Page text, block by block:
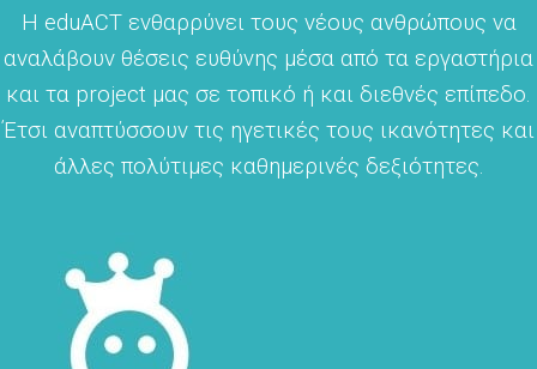
H eduACT ενθαρρύνει τους νέους ανθρώπους να
αναλάβουν θέσεις ευθύνης μέσα από τα εργαστήρια
και τα project μας σε τοπικό ή και διεθνές επίπεδο.
Έτσι αναπτύσσουν τις ηγετικές τους ικανότητες και
άλλες πολύτιμες καθημερινές δεξιότητες.